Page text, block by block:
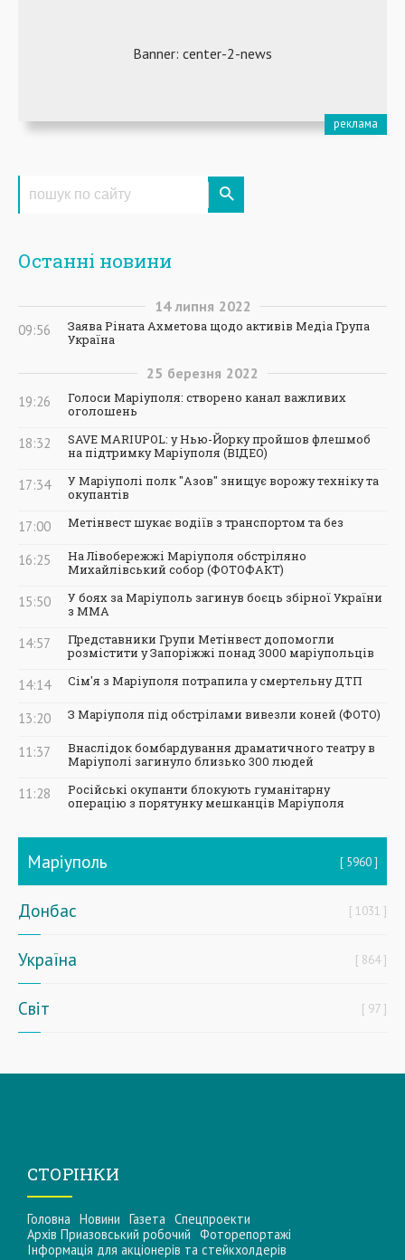
Останні новини
14 липня 2022
09:56
Заява Ріната Ахметова щодо активів Медіа Група
Україна
25 березня 2022
19:26
Голоси Маріуполя: створено канал важливих
оголошень
18:32
SAVE MARIUPOL: у Нью-Йорку пройшов флешмоб
на підтримку Маріуполя (ВІДЕО)
17:34
У Маріуполі полк "Азов" знищує ворожу техніку та
окупантів
17:00 Метінвест шукає водіїв з транспортом та без
16:25
На Лівобережжі Маріуполя обстріляно
Михайлівський собор (ФОТОФАКТ)
15:50
У боях за Маріуполь загинув боєць збірної України
з ММА
14:57
Представники Групи Метінвест допомогли
розмістити у Запоріжжі понад 3000 маріупольців
14:14 Сім'я з Маріуполя потрапила у смертельну ДТП
13:20 З Маріуполя під обстрілами вивезли коней (ФОТО)
11:37
Внаслідок бомбардування драматичного театру в
Маріуполі загинуло близько 300 людей
11:28
Російські окупанти блокують гуманітарну
операцію з порятунку мешканців Маріуполя
Маріуполь 5960
Донбас 1031
Україна 864
Світ 97
СТОРІНКИ
Головна Новини Газета Спецпроекти
Архів Приазовський робочий Фоторепортажі
Інформацiя для акцiонерiв та стейкхолдерiв